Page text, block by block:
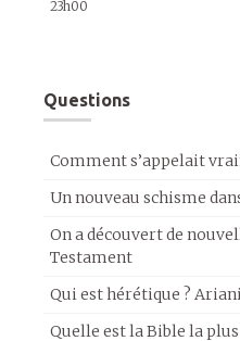
23h00
Questions
Comment s’appelait
Un nouveau schisme
On a découvert de
Testament
Qui est hérétique ?
Quelle est la Bible la